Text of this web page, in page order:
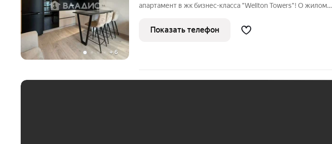
+ 6
апартамент в жк бизнес-класса "Wellton Towers"! О жилом
транспортная доступность Комплекс небоскребов Wellton
расположен на
Показать телефон